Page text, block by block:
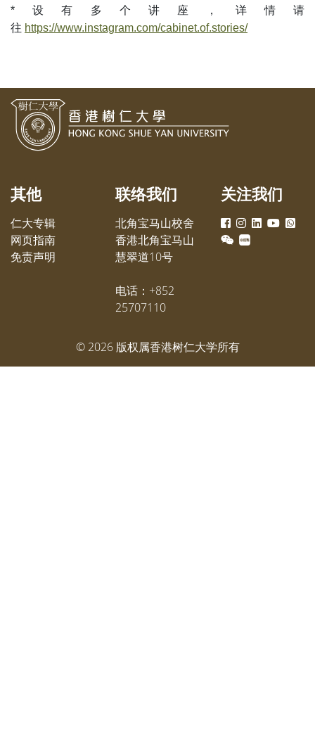
*设有多个讲座，详情请
往 https://www.instagram.com/cabinet.of.stories/
其他
仁大专辑
网页指南
免责声明
联络我们
北角宝马山校舍
香港北角宝马山
慧翠道10号
电话：+852
25707110
关注我们
© 2026版权属香港树仁大学所有